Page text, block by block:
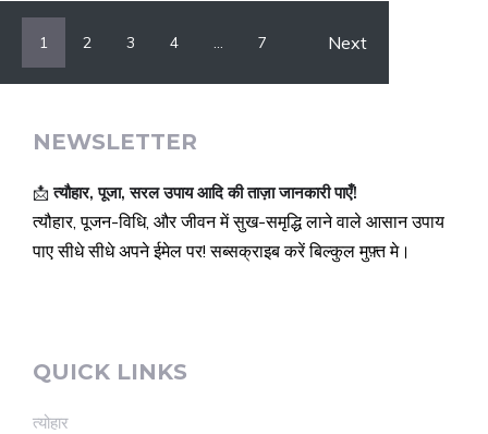
1 2 3 4 … 7 Next
NEWSLETTER
📩त्यौहार, पूजा, सरल उपाय आदि की ताज़ा जानकारी पाएँ!
त्यौहार, पूजन-विधि, और जीवन में सुख-समृद्धि लाने वाले आसान उपाय
पाए सीधे सीधे अपने ईमेल पर! सब्सक्राइब करें बिल्कुल मुफ़्त मे।
QUICK LINKS
त्योहार